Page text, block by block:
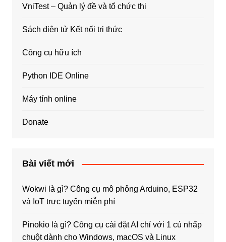
VniTest – Quản lý đề và tổ chức thi
Sách điện tử Kết nối tri thức
Công cụ hữu ích
Python IDE Online
Máy tính online
Donate
Bài viết mới
Wokwi là gì? Công cụ mô phỏng Arduino, ESP32
và IoT trực tuyến miễn phí
Pinokio là gì? Công cụ cài đặt AI chỉ với 1 cú nhấp
chuột dành cho Windows, macOS và Linux